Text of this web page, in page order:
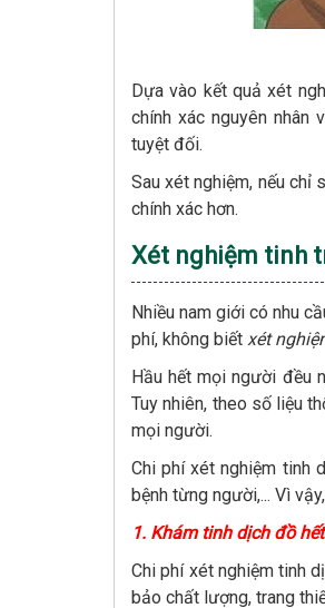
Dựa vào kết quả xét
chính xác nguyên nhân
tuyệt đối.
Sau xét nghiệm, nếu chỉ
chính xác hơn.
Xét nghiệm tinh
Nhiều nam giới có nhu
phí, không biết xét
Hầu hết mọi người đều
Tuy nhiên, theo số liệu
mọi người.
Chi phí xét nghiệm tinh
bệnh từng người,... Vì
1. Khám tinh dịch đồ
Chi phí xét nghiệm tinh
bảo chất lượng, trang